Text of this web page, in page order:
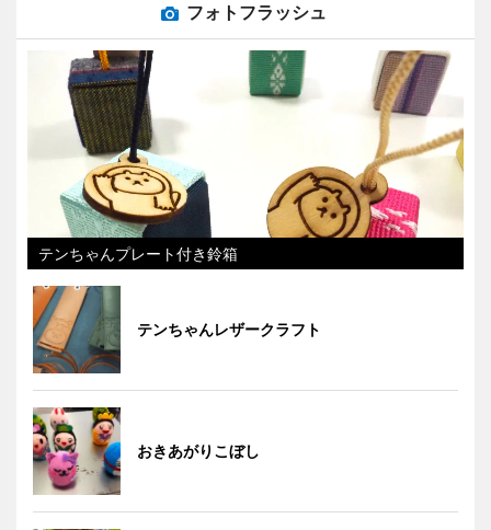
フォトフラッシュ
テンちゃんプレート付き鈴箱
テンちゃんレザークラフト
おきあがりこぼし